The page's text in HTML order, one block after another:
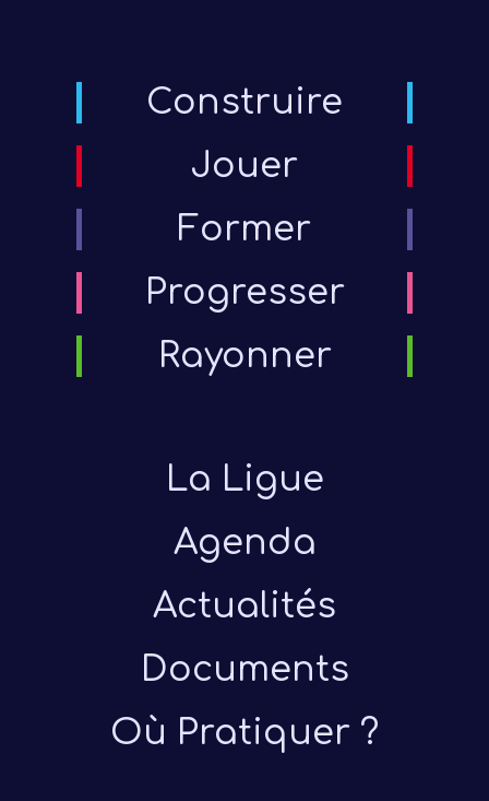
Construire
Jouer
Former
Progresser
Rayonner
La Ligue
Agenda
Actualités
Documents
Où Pratiquer ?